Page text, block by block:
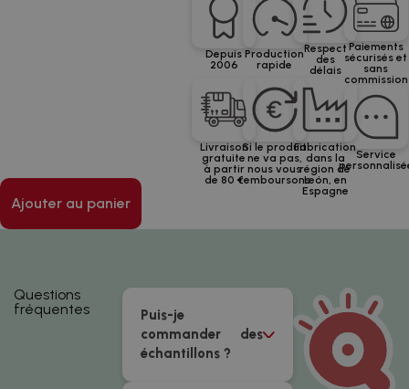
Depuis
2006
Production
rapide
Respect
des
délais
Paiements
sécurisés et
sans
commission
Livraison
gratuite
à partir
de 80 €
Si le produit
ne va pas,
nous vous
remboursons
Fabrication
dans la
région de
León, en
Espagne
Service
Ajouter au panier
Questions
fréquentes
Puis-je
commander des
échantillons ?